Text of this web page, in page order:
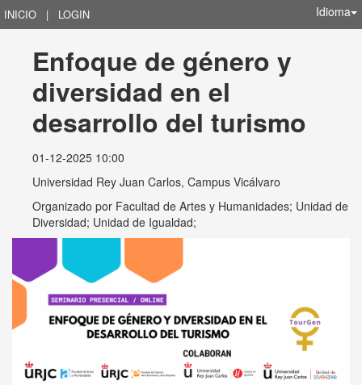
INICIO | LOGIN Idioma
Enfoque de género y
diversidad en el
desarrollo del turismo
01-12-2025 10:00
Universidad Rey Juan Carlos, Campus Vicálvaro
Organizado por Facultad de Artes y Humanidades; Unidad de
Diversidad; Unidad de Igualdad;